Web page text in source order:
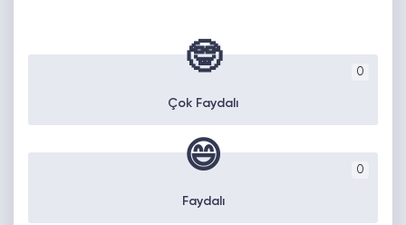
0
🤓
Çok Faydalı
0
😄
Faydalı